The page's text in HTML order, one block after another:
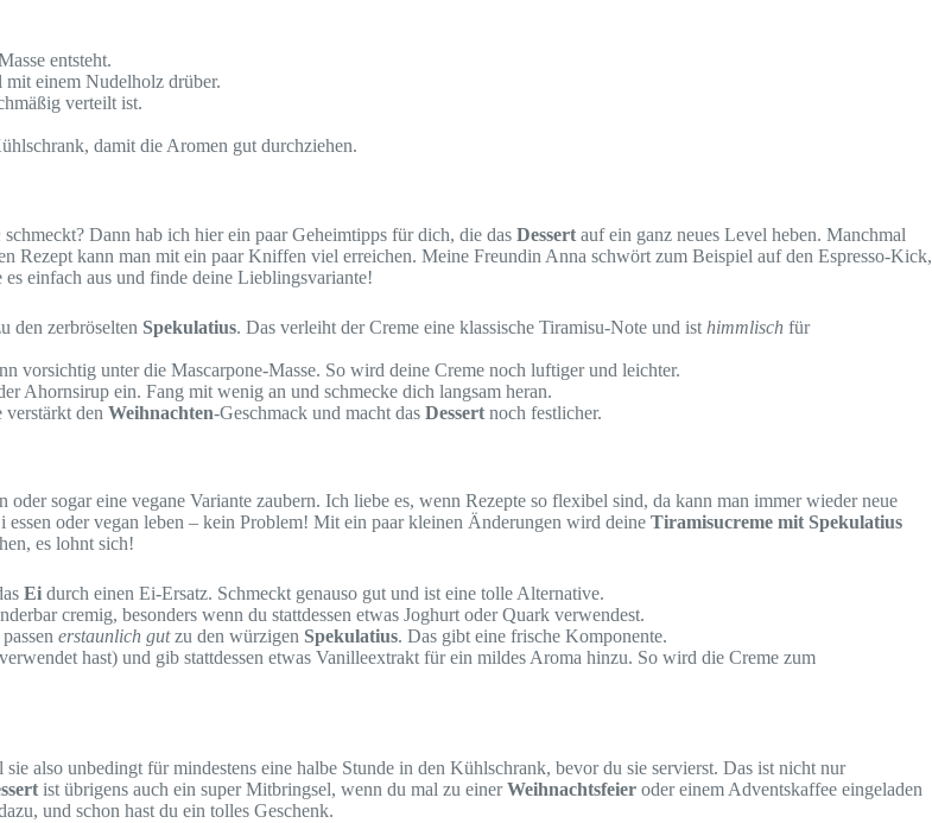
entsteht.
einem Nudelholz drüber.
verteilt ist.
damit die Aromen gut durchziehen.
schmeckt? Dann hab ich hier ein paar Geheimtipps für dich, die das Dessert auf ein ganz neues Level heben. Manchmal
Rezept kann man mit ein paar Kniffen viel erreichen. Meine Freundin Anna schwört zum Beispiel auf den Espresso-Kick,
einfach aus und finde deine Lieblingsvariante!
den zerbröselten Spekulatius. Das verleiht der Creme eine klassische Tiramisu-Note und ist himmlisch für
vorsichtig unter die Mascarpone-Masse. So wird deine Creme noch luftiger und leichter.
Ahornsirup ein. Fang mit wenig an und schmecke dich langsam heran.
verstärkt den Weihnachten-Geschmack und macht das Dessert noch festlicher.
sogar eine vegane Variante zaubern. Ich liebe es, wenn Rezepte so flexibel sind, da kann man immer wieder neue
oder vegan leben – kein Problem! Mit ein paar kleinen Änderungen wird deine Tiramisucreme mit Spekulatius
es lohnt sich!
Ei durch einen Ei-Ersatz. Schmeckt genauso gut und ist eine tolle Alternative.
cremig, besonders wenn du stattdessen etwas Joghurt oder Quark verwendest.
erstaunlich gutzu den würzigen Spekulatius. Das gibt eine frische Komponente.
hast) und gib stattdessen etwas Vanilleextrakt für ein mildes Aroma hinzu. So wird die Creme zum
also unbedingt für mindestens eine halbe Stunde in den Kühlschrank, bevor du sie servierst. Das ist nicht nur
ist übrigens auch ein super Mitbringsel, wenn du mal zu einerWeihnachtsfeier oder einem Adventskaffee eingeladen
und schon hast du ein tolles Geschenk.